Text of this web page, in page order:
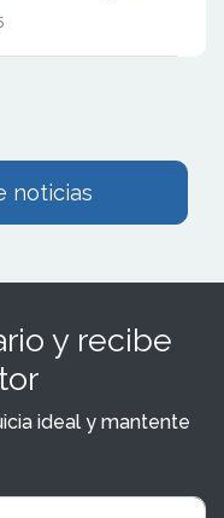
noticias
y recibe
ideal y mantente